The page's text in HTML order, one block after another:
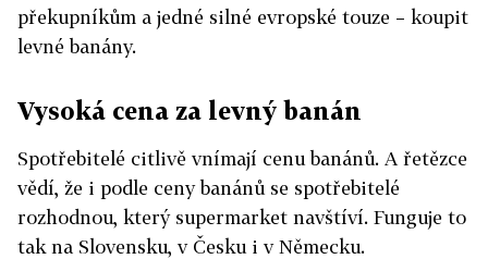
překupníkům a jedné silné evropské touze – koupit
levné banány.
Vysoká cena za levný banán
Spotřebitelé citlivě vnímají cenu banánů. A řetězce
vědí, že i podle ceny banánů se spotřebitelé
rozhodnou, který supermarket navštíví. Funguje to
tak na Slovensku, v Česku i v Německu.